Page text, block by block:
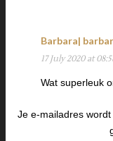
Barbara|
17 July 2020 at
Wat superleuk
Je e-mailadres wordt